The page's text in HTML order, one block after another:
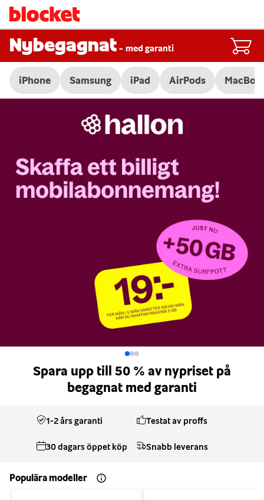
Nybegagnat - med garanti
iPhone Samsung iPad AirPods
Spara upp till 50 % av nypriset på
begagnat med garanti
1-2 års garanti Testat av proffs
30 dagars öppet köp Snabb leverans
Populära modeller